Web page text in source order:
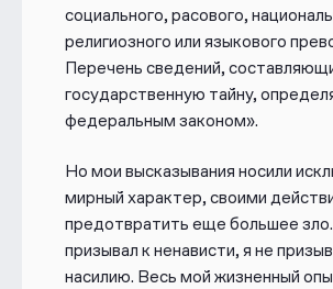
социального, расового,
религиозного или языкового
Перечень сведений,
государственную тайну,
федеральным законом».
Но мои высказывания носили
мирный характер, своими
предотвратить еще большее
призывал к ненависти, я не
насилию. Весь мой жизненный